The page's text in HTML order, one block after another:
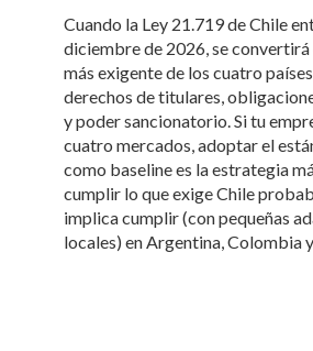
Cuando la Ley 21.719 de Chile
diciembre de 2026, se convertirá
más exigente de los cuatro
derechos de titulares,
y poder sancionatorio. Si tu
cuatro mercados, adoptar el
como baseline es la estrategia
cumplir lo que exige Chile
implica cumplir (con pequeñas
locales) en Argentina, Colombia